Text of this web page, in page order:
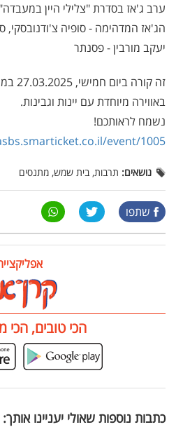
הג'אז המדהימה - סופיה צ'ודנובסקי,
יעקב מורבין - פסנתר
זה קורה ביום חמישי, 27.03.2025 במעבדה!
באווירה מיוחדת עם יינות וגבינות.
נשמח לראותכם!
event/1005
נושאים: תרבות, בית שמש, מתנסים
שתפו
הכי טובים, הכי
כתבות נוספות שאולי יעניינו אותך: